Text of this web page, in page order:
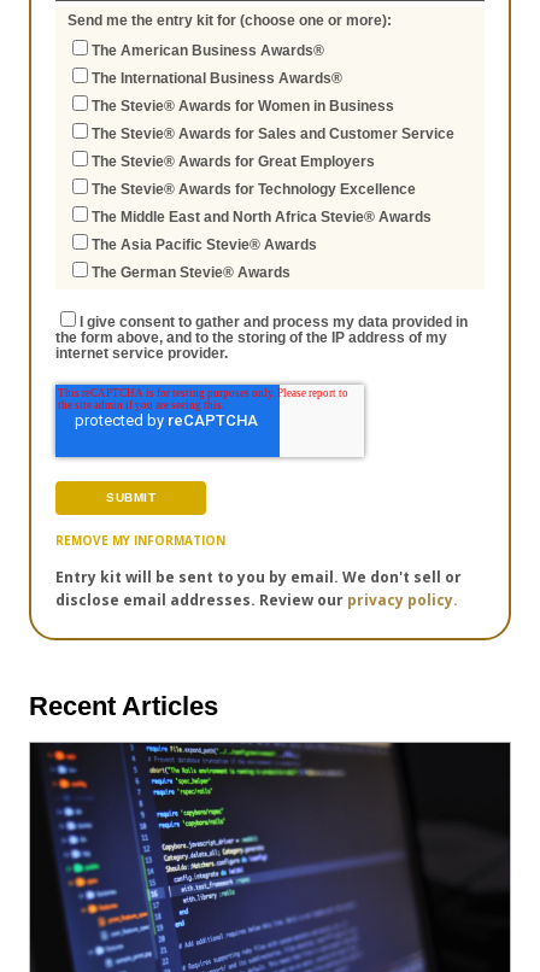
Send me the entry kit for (choose one or more):
The American Business Awards®
The International Business Awards®
The Stevie® Awards for Women in Business
The Stevie® Awards for Sales and Customer Service
The Stevie® Awards for Great Employers
The Stevie® Awards for Technology Excellence
The Middle East and North Africa Stevie® Awards
The Asia Pacific Stevie® Awards
The German Stevie® Awards
I give consent to gather and process my data provided in
the form above, and to the storing of the IP address of my
internet service provider.
REMOVE MY INFORMATION
Entry kit will be sent to you by email. We don't sell or
disclose email addresses. Review our privacy policy.
Recent Articles